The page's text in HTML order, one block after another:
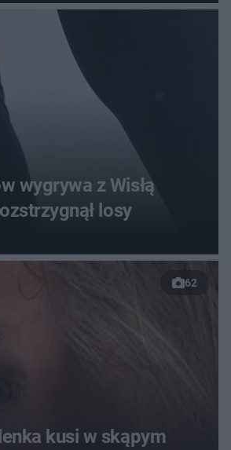
stadionie
wygrywa z Wisłą
losy
62
kusi w skąpym